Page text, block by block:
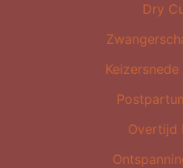
Dry
Overtijd